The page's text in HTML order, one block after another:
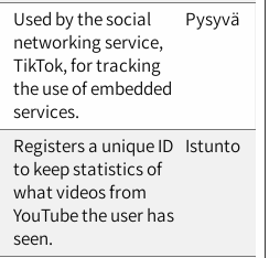
Used by the social
networking service,
TikTok, for tracking
the use of embedded
services.
Pysyvä
Registers a unique ID
to keep statistics of
what videos from
YouTube the user has
seen.
Istunto